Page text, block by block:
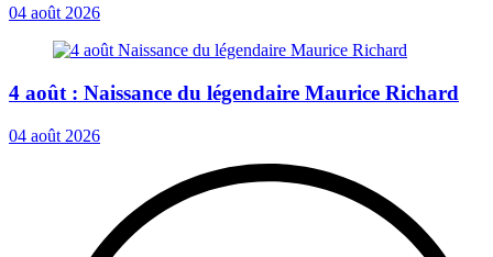
04 août 2026
4 août : Naissance du légendaire Maurice Richard
04 août 2026